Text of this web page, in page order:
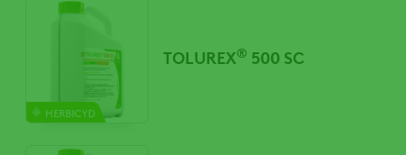
HERBICYD
TOLUREX® 500 SC